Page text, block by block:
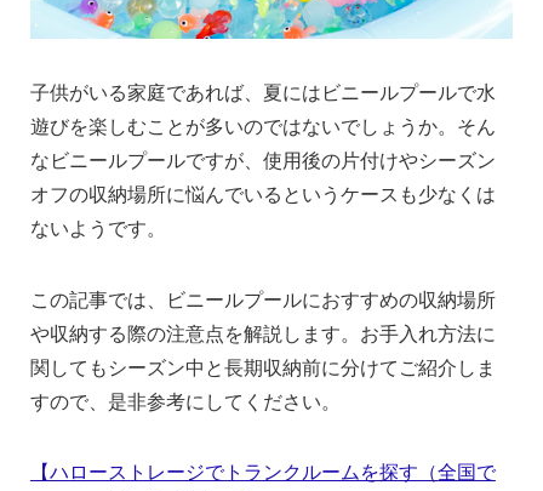
子供がいる家庭であれば、夏にはビニールプールで水
遊びを楽しむことが多いのではないでしょうか。そん
なビニールプールですが、使用後の片付けやシーズン
オフの収納場所に悩んでいるというケースも少なくは
ないようです。
この記事では、ビニールプールにおすすめの収納場所
や収納する際の注意点を解説します。お手入れ方法に
関してもシーズン中と長期収納前に分けてご紹介しま
すので、是非参考にしてください。
【ハローストレージでトランクルームを探す（全国で